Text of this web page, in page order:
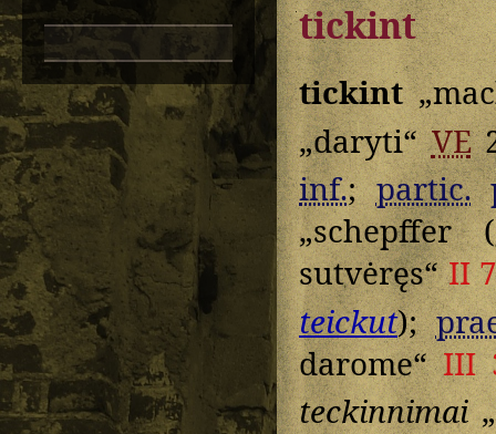
tickint
tickint
„daryti“VE
inf.;partic.
„schepffer
sutvėręs“II
teickut);
darome“III
teckinnimai